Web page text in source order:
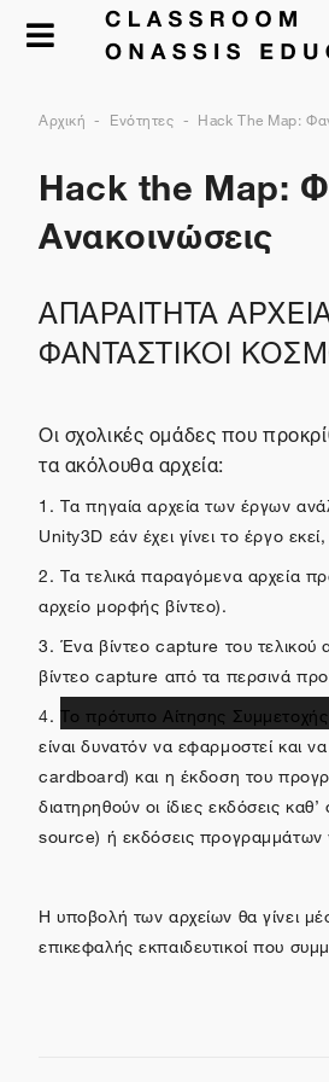
Αρχική Ενότητες Hack The Map:
Hack the Map:
Ανακοινώσεις
ΑΠΑΡΑΙΤΗΤΑ
ΦΑΝΤΑΣΤΙΚΟΙ
Οι σχολικές ομάδες που
τα ακόλουθα αρχεία:
1. Τα πηγαία αρχεία των έργων
Unity3D εάν έχει γίνει το έργο
2. Τα τελικά παραγόμενα αρχεία
αρχείο μορφής βίντεο).
3. Ένα βίντεο capture του τελικού
βίντεο capture από τα περσινά
4. Το πρότυπο Αίτησης
είναι δυνατόν να εφαρμοστεί και
cardboard) και η έκδοση του
διατηρηθούν οι ίδιες εκδόσεις
source) ή εκδόσεις προγραμμάτων
Η υποβολή των αρχείων θα γίνει
επικεφαλής εκπαιδευτικοί που